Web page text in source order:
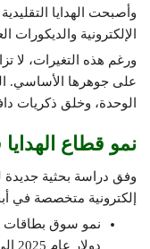
وأصبحت الهدايا
الإلكترونية والديكورات
ورغم هذه التغيرات، لا
على جوهرها الأساسي.
الوحدة، وخلق ذكريات
نمو قطاع
إلكترونية متخصصة في